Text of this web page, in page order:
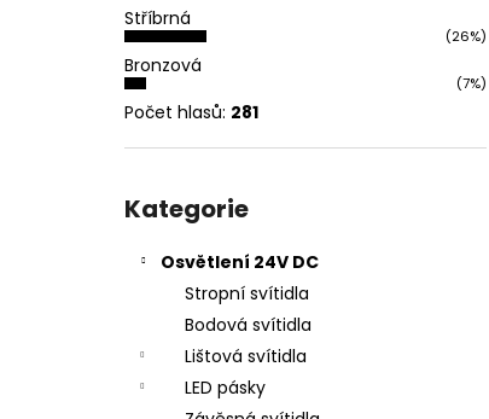
Stříbrná
(26%)
Bronzová
(7%)
Počet hlasů: 281
kategorie
Kategorie
Osvětlení 24V DC
Stropní svítidla
Bodová svítidla
Lištová svítidla
LED pásky